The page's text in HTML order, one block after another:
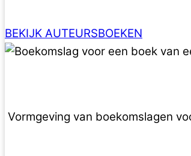
BEKIJK AUTEURSBOEKEN
Vormgeving van boekomslagen